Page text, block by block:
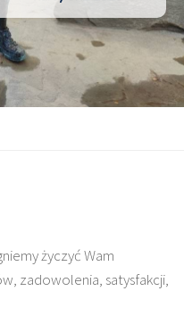
życzyć Wam
zadowolenia, satysfakcji,